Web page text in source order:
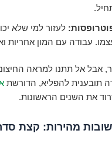
לעזור למי שלא
עבודה עם המון אחריות
אבל אל תתנו למראה
תובענית להפליא, הדורשת
את השנים הראשונות.
מהירות: קצת